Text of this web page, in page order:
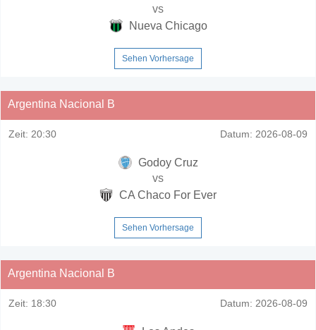
vs
Nueva Chicago
Sehen Vorhersage
Argentina Nacional B
Zeit: 20:30 Datum: 2026-08-09
Godoy Cruz
vs
CA Chaco For Ever
Sehen Vorhersage
Argentina Nacional B
Zeit: 18:30 Datum: 2026-08-09